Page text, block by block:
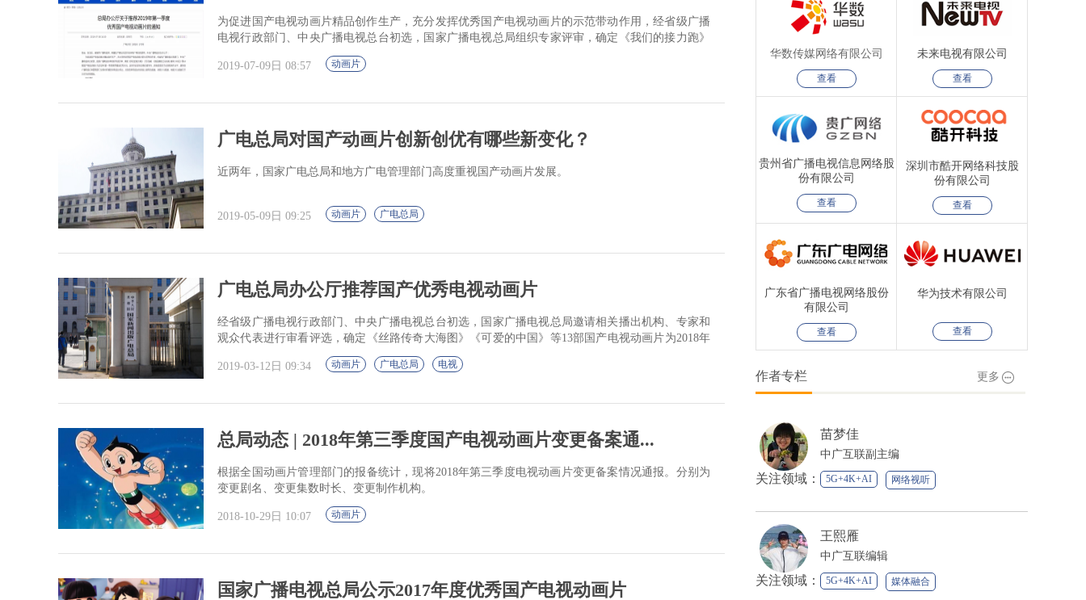
为促进国产电视动画片精品创作生产，充分发挥优秀国产电视动画片的示范带动作用，经省级广播
电视行政部门、中央广播电视总台初选，国家广播电视总局组织专家评审，确定《我们的接力跑》
《毛毛镇》《棉花糖和云朵妈妈 超级小米花》等12...
2019-07-09日 08:57
动画片
广电总局对国产动画片创新创优有哪些新变化？
近两年，国家广电总局和地方广电管理部门高度重视国产动画片发展。
2019-05-09日 09:25 动画片 广电总局
广电总局办公厅推荐国产优秀电视动画片
经省级广播电视行政部门、中央广播电视总台初选，国家广播电视总局邀请相关播出机构、专家和
观众代表进行审看评选，确定《丝路传奇大海图》《可爱的中国》等13部国产电视动画片为2018年
第四季度推荐播出优秀片目。
2019-03-12日 09:34
动画片 广电总局 电视
总局动态 | 2018年第三季度国产电视动画片变更备案通...
根据全国动画片管理部门的报备统计，现将2018年第三季度电视动画片变更备案情况通报。分别为
变更剧名、变更集数时长、变更制作机构。
2018-10-29日 10:07 动画片
国家广播电视总局公示2017年度优秀国产电视动画片
华数传媒网络有限公司
查看
未来电视有限公司
查看
贵州省广播电视信息网络股
份有限公司
查看
深圳市酷开网络科技股
份有限公司
查看
广东省广播电视网络股份
有限公司
查看
华为技术有限公司
查看
作者专栏 更多
苗梦佳
中广互联副主编
关注领域： 5G+4K+AI 网络视听
媒体融合
王熙雁
中广互联编辑
关注领域： 5G+4K+AI 媒体融合